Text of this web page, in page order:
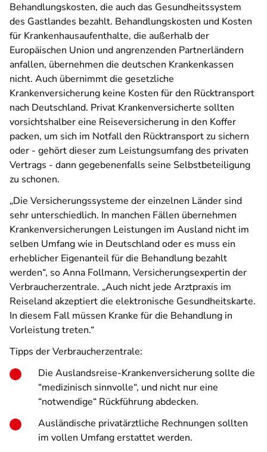
Behandlungskosten, die auch das Gesundheitssystem
des Gastlandes bezahlt. Behandlungskosten und Kosten
für Krankenhausaufenthalte, die außerhalb der
Europäischen Union und angrenzenden Partnerländern
anfallen, übernehmen die deutschen Krankenkassen
nicht. Auch übernimmt die gesetzliche
Krankenversicherung keine Kosten für den Rücktransport
nach Deutschland. Privat Krankenversicherte sollten
vorsichtshalber eine Reiseversicherung in den Koffer
packen, um sich im Notfall den Rücktransport zu sichern
oder - gehört dieser zum Leistungsumfang des privaten
Vertrags - dann gegebenenfalls seine Selbstbeteiligung
zu schonen.
„Die Versicherungssysteme der einzelnen Länder sind
sehr unterschiedlich. In manchen Fällen übernehmen
Krankenversicherungen Leistungen im Ausland nicht im
selben Umfang wie in Deutschland oder es muss ein
erheblicher Eigenanteil für die Behandlung bezahlt
werden“, so Anna Follmann, Versicherungsexpertin der
Verbraucherzentrale. „Auch nicht jede Arztpraxis im
Reiseland akzeptiert die elektronische Gesundheitskarte.
In diesem Fall müssen Kranke für die Behandlung in
Vorleistung treten.“
Tipps der Verbraucherzentrale:
Die Auslandsreise-Krankenversicherung sollte die
“medizinisch sinnvolle“, und nicht nur eine
“notwendige“ Rückführung abdecken.
Ausländische privatärztliche Rechnungen sollten
im vollen Umfang erstattet werden.